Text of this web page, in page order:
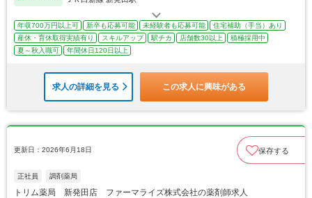
年収700万円以上可 新卒も応募可能 未経験者も応募可能
住宅補助（手当）あり
産休・育休取得実績有り
スキルアップ 駅チカ 店舗数30以上
積極採用中
夏～秋入職可
年間休日120日以上
求人の詳細を見る この求人に興味がある
更新日：2026年6月18日 保存する
正社員 調剤薬局
トリム薬局 新発田店 ファーマライズ株式会社の薬剤師求人